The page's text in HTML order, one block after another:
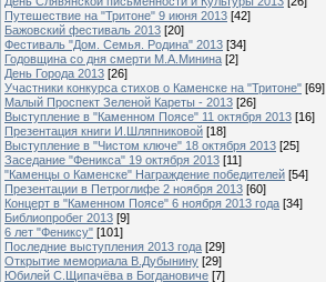
Путешествие на "Тритоне" 9 июня 2013 [42]
Бажовский фестиваль 2013 [20]
Фестиваль "Дом. Семья. Родина" 2013 [34]
Годовщина со дня смерти М.А.Минина [2]
День Города 2013 [26]
Участники конкурса стихов о Каменске на "Тритоне" [69]
Малый Проспект Зеленой Кареты - 2013 [26]
Выступление в "Каменном Поясе" 11 октября 2013 [16]
Презентация книги И.Шляпниковой [18]
Выступление в "Чистом ключе" 18 октября 2013 [25]
Заседание "Феникса" 19 октября 2013 [11]
"Каменцы о Каменске" Награждение победителей [54]
Презентации в Петроглифе 2 ноября 2013 [60]
Концерт в "Каменном Поясе" 6 ноября 2013 года [34]
Библиопробег 2013 [9]
6 лет "Фениксу" [101]
Последние выступления 2013 года [29]
Открытие мемориала В.Дубынину [29]
Юбилей С.Щипачёва в Богдановиче [7]